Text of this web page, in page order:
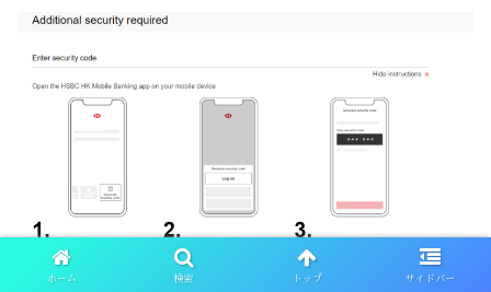
ホーム 検索 トップ サイドバー